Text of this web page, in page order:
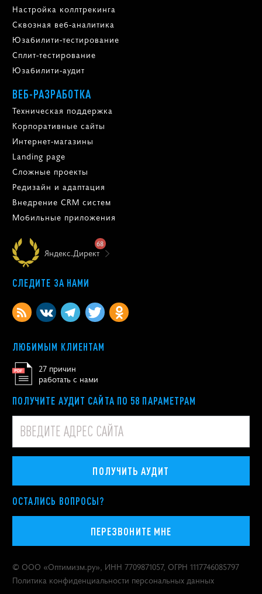
Настройка коллтрекинга
Сквозная веб-аналитика
Юзабилити-тестирование
Сплит-тестирование
Юзабилити-аудит
ВЕБ-РАЗРАБОТКА
Техническая поддержка
Корпоративные сайты
Интернет-магазины
Landing page
Сложные проекты
Редизайн и адаптация
Внедрение CRM систем
Мобильные приложения
Яндекс.Директ
68
СЛЕДИТЕ ЗА НАМИ
ЛЮБИМЫМ КЛИЕНТАМ
27 причин
работать с нами
ПОЛУЧИТЕ АУДИТ САЙТА ПО 58 ПАРАМЕТРАМ
ПОЛУЧИТЬ АУДИТ
ОСТАЛИСЬ ВОПРОСЫ?
ПЕРЕЗВОНИТЕ МНЕ
© ООО «Оптимизм.ру», ИНН 7709871057, ОГРН 1117746085797
Политика конфиденциальности персональных данных